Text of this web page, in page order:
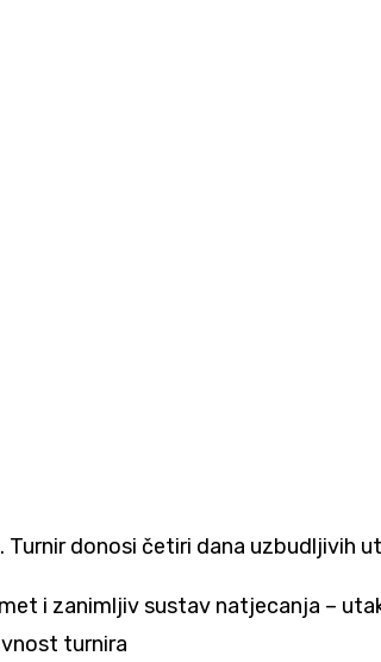
donosi četiri dana uzbudljivih
i zanimljiv sustav natjecanja –
turnira